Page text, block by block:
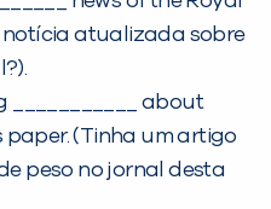
notícia atualizada sobre
___________ about
paper. (Tinha um artigo
peso no jornal desta